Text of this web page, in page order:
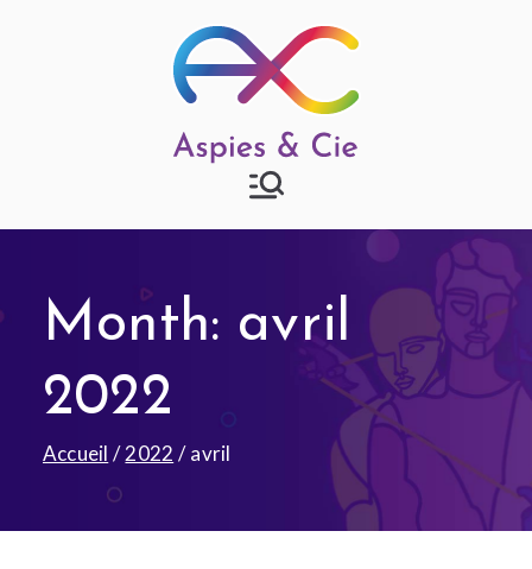
Aspies & Cie
Month: avril
2022
Accueil 2022 avril